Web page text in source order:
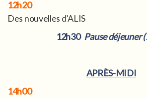
12h20
Des nouvelles d’ALIS
12h30 Pause déjeuner
APRÈS-MIDI
14h00